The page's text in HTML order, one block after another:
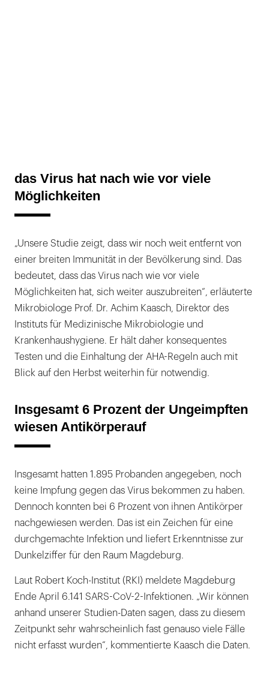
das Virus hat nach wie vor viele
Möglichkeiten
„Unsere Studie zeigt, dass wir noch weit entfernt von
einer breiten Immunität in der Bevölkerung sind. Das
bedeutet, dass das Virus nach wie vor viele
Möglichkeiten hat, sich weiter auszubreiten“, erläuterte
Mikrobiologe Prof. Dr. Achim Kaasch, Direktor des
Instituts für Medizinische Mikrobiologie und
Krankenhaushygiene. Er hält daher konsequentes
Testen und die Einhaltung der AHA-Regeln auch mit
Blick auf den Herbst weiterhin für notwendig.
Insgesamt 6 Prozent der Ungeimpften
wiesen Antikörperauf
Insgesamt hatten 1.895 Probanden angegeben, noch
keine Impfung gegen das Virus bekommen zu haben.
Dennoch konnten bei 6 Prozent von ihnen Antikörper
nachgewiesen werden. Das ist ein Zeichen für eine
durchgemachte Infektion und liefert Erkenntnisse zur
Dunkelziffer für den Raum Magdeburg.
Laut Robert Koch-Institut (RKI) meldete Magdeburg
Ende April 6.141 SARS-CoV-2-Infektionen. „Wir können
anhand unserer Studien-Daten sagen, dass zu diesem
Zeitpunkt sehr wahrscheinlich fast genauso viele Fälle
nicht erfasst wurden“, kommentierte Kaasch die Daten.